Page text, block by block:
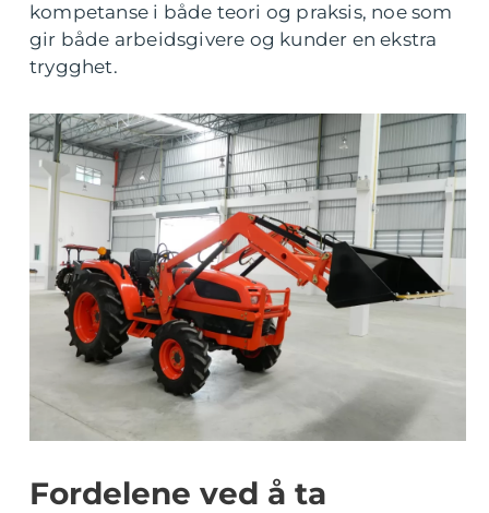
kompetanse i både teori og praksis, noe som
gir både arbeidsgivere og kunder en ekstra
trygghet.
Fordelene ved å ta